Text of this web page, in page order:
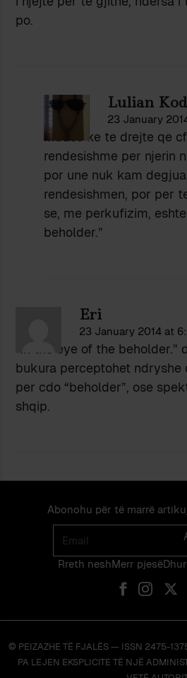
po.
Lulian
23 January
Mbase ke te drejte qe
rendesishme per njerin
por une nuk kam
rendesishmen, por per
se, me perkufizim,
beholder.”
Eri
23 January 2014 at
“in the eye of the
bukura perceptohet ndryshe
per cdo “beholder”, ose
shqip.
Abonohu për të marrë
Email
Rreth neshMerr pjes​​ë​
© PEIZAZHE TË FJALËS — ISSN 2475-
PA LEJEN EKSPLICITE TË NJË